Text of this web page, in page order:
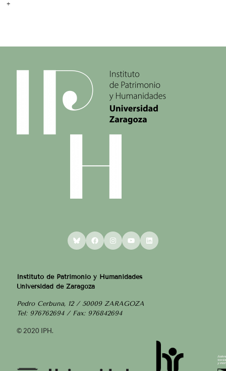
+
BlueskyFacebookInstagram
YouTubeLinkedIn
Instituto de Patrimonio y Humanidades
Universidad de Zaragoza
Pedro Cerbuna, 12 / 50009 ZARAGOZA
Tel: 976762694 / Fax: 976842694
© 2020 IPH.